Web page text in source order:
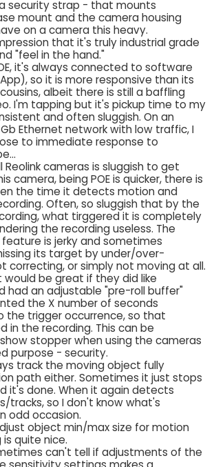
security strap - that mounts
mount and the camera housing
on a camera this heavy.
that it's truly industrial grade
"feel in the hand."
it's always connected to software
so it is more responsive than its
albeit there is still a baffling
I'm tapping but it's pickup time to my
and often sluggish. On an
Ethernet network with low traffic, I
to immediate response to
Reolink cameras is sluggish to get
camera, being POE is quicker, there is
the time it detects motion and
Often, so sluggish that by the
what tirggered it is completely
the recording useless. The
is jerky and sometimes
its target by under/over-
correcting, or simply not moving at all.
would be great if they did like
had an adjustable "pre-roll buffer"
the X number of seconds
the trigger occurrence, so that
in the recording. This can be
stopper when using the cameras
purpose - security.
track the moving object fully
path either. Sometimes it just stops
it's done. When it again detects
tracks, so I don't know what's
odd occasion.
object min/max size for motion
quite nice.
can't tell if adjustments of the